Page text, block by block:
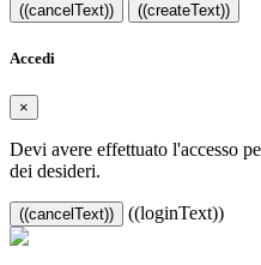
((cancelText)) ((createText))
Accedi
×
Devi avere effettuato l'accesso
dei desideri.
((cancelText)) ((loginText))